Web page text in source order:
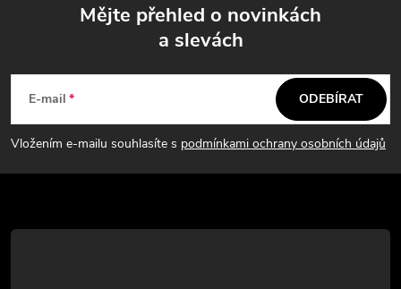
p
a
t
Mějte přehled o novinkách
a slevách
E-mail
Vložením e-mailu souhlasíte s podmínkami ochrany osobních údajů
ODEBÍRAT